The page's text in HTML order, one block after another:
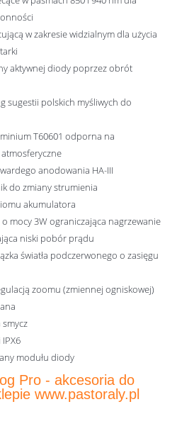
w zakresie widzialnym dla użycia
aktywnej diody poprzez obrót
sugestii polskich myśliwych do
T60601 odporna na
anodowania HA-III
do zmiany strumienia
akumulatora
o mocy 3W ograniczająca nagrzewanie
niski pobór prądu
światła podczerwonego o zasięgu
zoomu (zmiennej ogniskowej)
modułu diody
Pro - akcesoria do
www.pastoraly.pl